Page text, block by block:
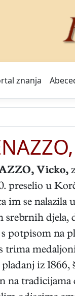
znanja
Vicko,
preselio u
im se nalazila
srebrnih djela,
potpisom na
trima
iz 1866,
na